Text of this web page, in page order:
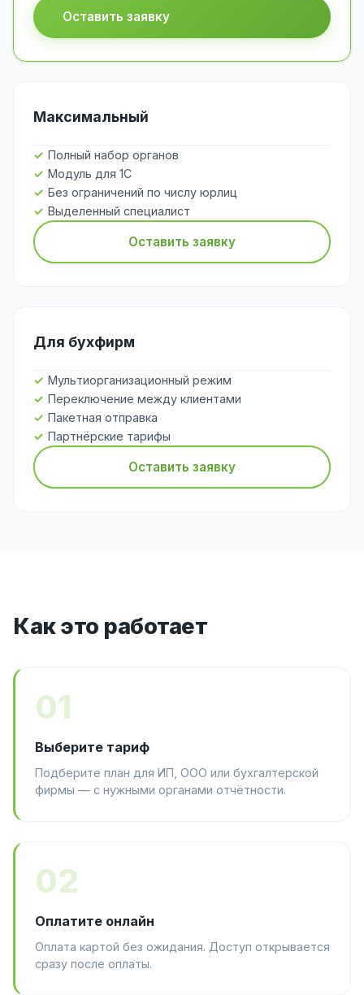
Оставить заявку
Максимальный
Полный набор органов
Модуль для 1С
Без ограничений по числу юрлиц
Выделенный специалист
Оставить заявку
Для бухфирм
Мультиорганизационный режим
Переключение между клиентами
Пакетная отправка
Партнёрские тарифы
Оставить заявку
Как это работает
01
Выберите тариф
Подберите план для ИП, ООО или бухгалтерской
фирмы — с нужными органами отчётности.
02
Оплатите онлайн
Оплата картой без ожидания. Доступ открывается
сразу после оплаты.